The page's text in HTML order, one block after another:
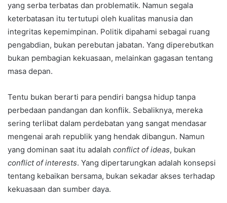
yang serba terbatas dan problematik. Namun segala
keterbatasan itu tertutupi oleh kualitas manusia dan
integritas kepemimpinan. Politik dipahami sebagai ruang
pengabdian, bukan perebutan jabatan. Yang diperebutkan
bukan pembagian kekuasaan, melainkan gagasan tentang
masa depan.
Tentu bukan berarti para pendiri bangsa hidup tanpa
perbedaan pandangan dan konflik. Sebaliknya, mereka
sering terlibat dalam perdebatan yang sangat mendasar
mengenai arah republik yang hendak dibangun. Namun
yang dominan saat itu adalah conflict of ideas, bukan
conflict of interests. Yang dipertarungkan adalah konsepsi
tentang kebaikan bersama, bukan sekadar akses terhadap
kekuasaan dan sumber daya.